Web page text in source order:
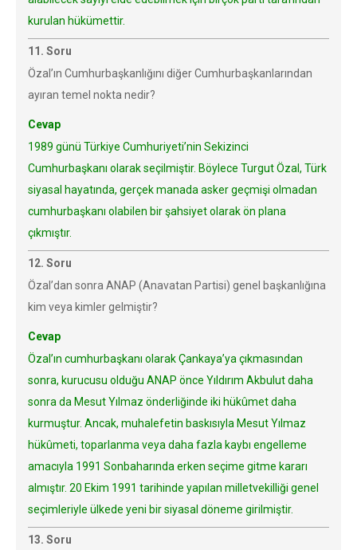
kurulan hükümettir.
11. Soru
Özal’ın Cumhurbaşkanlığını diğer Cumhurbaşkanlarından
ayıran temel nokta nedir?
Cevap
1989 günü Türkiye Cumhuriyeti’nin Sekizinci
Cumhurbaşkanı olarak seçilmiştir. Böylece Turgut Özal, Türk
siyasal hayatında, gerçek manada asker geçmişi olmadan
cumhurbaşkanı olabilen bir şahsiyet olarak ön plana
çıkmıştır.
12. Soru
Özal’dan sonra ANAP (Anavatan Partisi) genel başkanlığına
kim veya kimler gelmiştir?
Cevap
Özal’ın cumhurbaşkanı olarak Çankaya’ya çıkmasından
sonra, kurucusu olduğu ANAP önce Yıldırım Akbulut daha
sonra da Mesut Yılmaz önderliğinde iki hükûmet daha
kurmuştur. Ancak, muhalefetin baskısıyla Mesut Yılmaz
hükûmeti, toparlanma veya daha fazla kaybı engelleme
amacıyla 1991 Sonbaharında erken seçime gitme kararı
almıştır. 20 Ekim 1991 tarihinde yapılan milletvekilliği genel
seçimleriyle ülkede yeni bir siyasal döneme girilmiştir.
13. Soru